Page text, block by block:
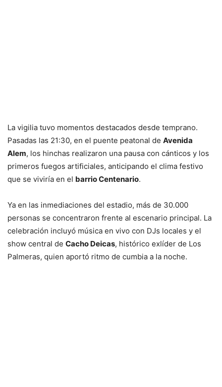
La vigilia tuvo momentos destacados desde temprano.
Pasadas las 21:30, en el puente peatonal de Avenida
Alem, los hinchas realizaron una pausa con cánticos y los
primeros fuegos artificiales, anticipando el clima festivo
que se viviría en el barrio Centenario.
Ya en las inmediaciones del estadio, más de 30.000
personas se concentraron frente al escenario principal. La
celebración incluyó música en vivo con DJs locales y el
show central de Cacho Deicas, histórico exlíder de Los
Palmeras, quien aportó ritmo de cumbia a la noche.